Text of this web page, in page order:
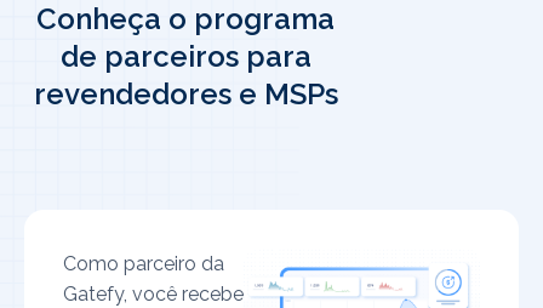
Conheça o programa
de parceiros para
revendedores e MSPs
Como parceiro da
Gatefy, você recebe